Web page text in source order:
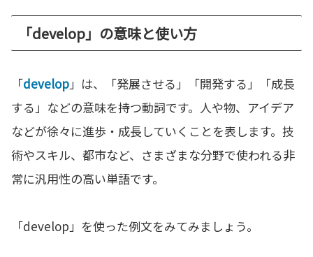
「develop」の意味と使い方
「develop」は、「発展させる」「開発する」「成長
する」などの意味を持つ動詞です。人や物、アイデア
などが徐々に進歩・成長していくことを表します。技
術やスキル、都市など、さまざまな分野で使われる非
常に汎用性の高い単語です。
「develop」を使った例文をみてみましょう。